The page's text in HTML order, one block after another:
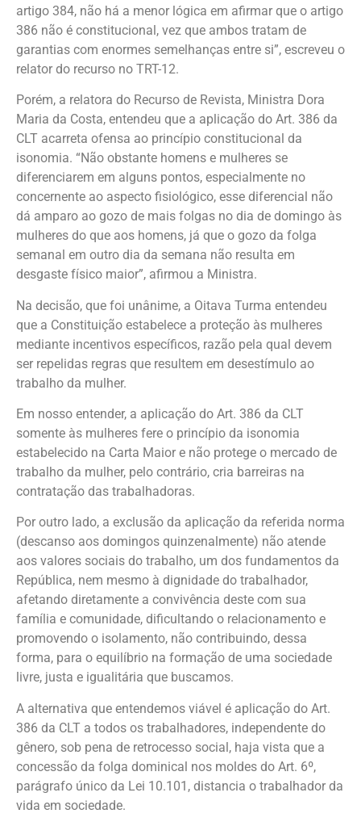
artigo 384, não há a menor lógica em afirmar que o artigo
386 não é constitucional, vez que ambos tratam de
garantias com enormes semelhanças entre si”, escreveu o
relator do recurso no TRT-12.
Porém, a relatora do Recurso de Revista, Ministra Dora
Maria da Costa, entendeu que a aplicação do Art. 386 da
CLT acarreta ofensa ao princípio constitucional da
isonomia. “Não obstante homens e mulheres se
diferenciarem em alguns pontos, especialmente no
concernente ao aspecto fisiológico, esse diferencial não
dá amparo ao gozo de mais folgas no dia de domingo às
mulheres do que aos homens, já que o gozo da folga
semanal em outro dia da semana não resulta em
desgaste físico maior”, afirmou a Ministra.
Na decisão, que foi unânime, a Oitava Turma entendeu
que a Constituição estabelece a proteção às mulheres
mediante incentivos específicos, razão pela qual devem
ser repelidas regras que resultem em desestímulo ao
trabalho da mulher.
Em nosso entender, a aplicação do Art. 386 da CLT
somente às mulheres fere o princípio da isonomia
estabelecido na Carta Maior e não protege o mercado de
trabalho da mulher, pelo contrário, cria barreiras na
contratação das trabalhadoras.
Por outro lado, a exclusão da aplicação da referida norma
(descanso aos domingos quinzenalmente) não atende
aos valores sociais do trabalho, um dos fundamentos da
República, nem mesmo à dignidade do trabalhador,
afetando diretamente a convivência deste com sua
família e comunidade, dificultando o relacionamento e
promovendo o isolamento, não contribuindo, dessa
forma, para o equilíbrio na formação de uma sociedade
livre, justa e igualitária que buscamos.
A alternativa que entendemos viável é aplicação do Art.
386 da CLT a todos os trabalhadores, independente do
gênero, sob pena de retrocesso social, haja vista que a
concessão da folga dominical nos moldes do Art. 6º,
parágrafo único da Lei 10.101, distancia o trabalhador da
vida em sociedade.